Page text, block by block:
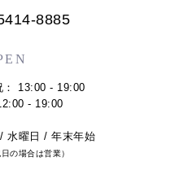
8885
： 13:00 - 19:00
- 19:00
水曜日 / 年末年始
の場合は営業）